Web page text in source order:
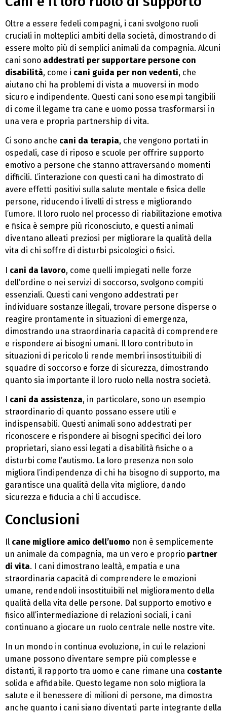
Oltre a essere fedeli compagni, i cani svolgono ruoli
cruciali in molteplici ambiti della società, dimostrando di
essere molto più di semplici animali da compagnia. Alcuni
cani sono addestrati per supportare persone con
disabilità, come i cani guida per non vedenti, che
aiutano chi ha problemi di vista a muoversi in modo
sicuro e indipendente. Questi cani sono esempi tangibili
di come il legame tra cane e uomo possa trasformarsi in
una vera e propria partnership di vita.
Ci sono anche cani da terapia, che vengono portati in
ospedali, case di riposo e scuole per offrire supporto
emotivo a persone che stanno attraversando momenti
difficili. L’interazione con questi cani ha dimostrato di
avere effetti positivi sulla salute mentale e fisica delle
persone, riducendo i livelli di stress e migliorando
l’umore. Il loro ruolo nel processo di riabilitazione emotiva
e fisica è sempre più riconosciuto, e questi animali
diventano alleati preziosi per migliorare la qualità della
vita di chi soffre di disturbi psicologici o fisici.
I cani da lavoro, come quelli impiegati nelle forze
dell’ordine o nei servizi di soccorso, svolgono compiti
essenziali. Questi cani vengono addestrati per
individuare sostanze illegali, trovare persone disperse o
reagire prontamente in situazioni di emergenza,
dimostrando una straordinaria capacità di comprendere
e rispondere ai bisogni umani. Il loro contributo in
situazioni di pericolo li rende membri insostituibili di
squadre di soccorso e forze di sicurezza, dimostrando
quanto sia importante il loro ruolo nella nostra società.
cani da assistenza, in particolare, sono un esempio
straordinario di quanto possano essere utili e
indispensabili. Questi animali sono addestrati per
riconoscere e rispondere ai bisogni specifici dei loro
proprietari, siano essi legati a disabilità fisiche o a
disturbi come l’autismo. La loro presenza non solo
migliora l’indipendenza di chi ha bisogno di supporto, ma
garantisce una qualità della vita migliore, dando
sicurezza e fiducia a chi li accudisce.
Conclusioni
Il cane migliore amico dell’uomo non è semplicemente
un animale da compagnia, ma un vero e proprio partner
di vita. I cani dimostrano lealtà, empatia e una
straordinaria capacità di comprendere le emozioni
umane, rendendoli insostituibili nel miglioramento della
qualità della vita delle persone. Dal supporto emotivo e
fisico all’intermediazione di relazioni sociali, i cani
continuano a giocare un ruolo centrale nelle nostre vite.
In un mondo in continua evoluzione, in cui le relazioni
umane possono diventare sempre più complesse e
distanti, il rapporto tra uomo e cane rimane una costante
solida e affidabile. Questo legame non solo migliora la
salute e il benessere di milioni di persone, ma dimostra
anche quanto i cani siano diventati parte integrante della